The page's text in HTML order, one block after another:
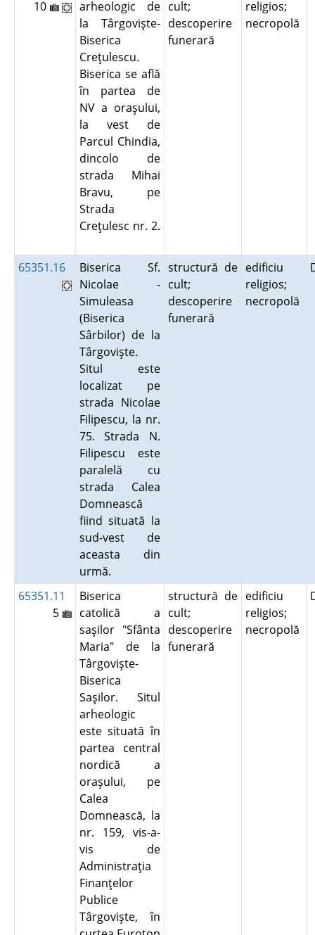
10
arheologic de
la Târgovişte-
Biserica
Creţulescu.
Biserica se află
în partea de
NV a oraşului,
la vest de
Parcul Chindia,
dincolo de
strada Mihai
Bravu, pe
Strada
Creţulesc nr. 2.
cult;
descoperire
funerară
religios;
necropolă
65351.16
Biserica Sf.
Nicolae -
Simuleasa
(Biserica
Sârbilor) de la
Târgovişte.
Situl este
localizat pe
strada Nicolae
Filipescu, la nr.
75. Strada N.
Filipescu este
paralelă cu
strada Calea
Domnească
fiind situată la
sud-vest de
aceasta din
urmă.
structură de
cult;
descoperire
funerară
edificiu
religios;
necropolă
65351.11
5
Biserica
catolică a
saşilor "Sfânta
Maria" de la
Târgovişte-
Biserica
Saşilor. Situl
arheologic
este situată în
partea central
nordică a
oraşului, pe
Calea
Domnească, la
nr. 159, vis-a-
vis de
Administraţia
Finanţelor
Publice
Târgovişte, în
structură de
cult;
descoperire
funerară
edificiu
religios;
necropolă